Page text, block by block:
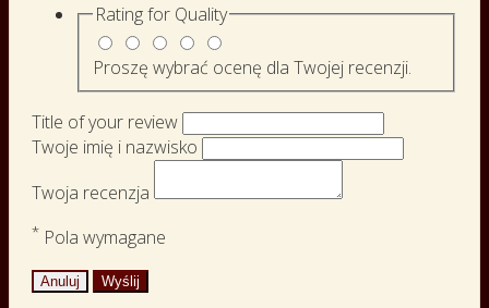
Rating for Quality
Proszę wybrać ocenę dla Twojej recenzji.
Title of your review
Twoje imię i nazwisko
Twoja recenzja
* Pola wymagane
Anuluj Wyślij